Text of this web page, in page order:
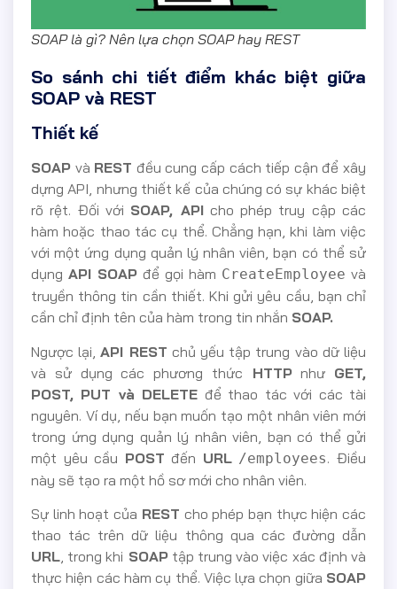
SOAP là gì? Nên lựa chọn SOAP hay REST
So sánh chi tiết điểm khác biệt giữa
SOAP và REST
Thiết kế
SOAP và REST đều cung cấp cách tiếp cận để xây
dựng API, nhưng thiết kế của chúng có sự khác biệt
rõ rệt. Đối với SOAP, APIcho phép truy cập các
hàm hoặc thao tác cụ thể. Chẳng hạn, khi làm việc
với một ứng dụng quản lý nhân viên, bạn có thể sử
dụng API SOAP để gọi hàm CreateEmployee và
truyền thông tin cần thiết. Khi gửi yêu cầu, bạn chỉ
cần chỉ định tên của hàm trong tin nhắn SOAP.
Ngược lại,API REST chủ yếu tập trung vào dữ liệu
và sử dụng các phương thức HTTPnhư GET,
POST, PUT và DELETE để thao tác với các tài
nguyên. Ví dụ, nếu bạn muốn tạo một nhân viên mới
trong ứng dụng quản lý nhân viên, bạn có thể gửi
một yêu cầu POST đến URL /employees. Điều
này sẽ tạo ra một hồ sơ mới cho nhân viên.
Sự linh hoạt của REST cho phép bạn thực hiện các
thao tác trên dữ liệu thông qua các đường dẫn
URL, trong khi SOAPtập trung vào việc xác định và
thực hiện các hàm cụ thể. Việc lựa chọn giữa SOAP